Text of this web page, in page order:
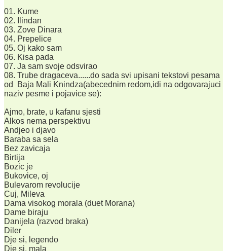
01. Kume
02. Ilindan
03. Zove Dinara
04. Prepelice
05. Oj kako sam
06. Kisa pada
07. Ja sam svoje odsvirao
08. Trube dragaceva......do sada svi upisani tekstovi pesama
od Baja Mali Knindza(abecednim redom,idi na odgovarajuci
naziv pesme i pojavice se):
Ajmo, brate, u kafanu sjesti
Alkos nema perspektivu
Andjeo i djavo
Baraba sa sela
Bez zavicaja
Birtija
Bozic je
Bukovice, oj
Bulevarom revolucije
Cuj, Mileva
Dama visokog morala (duet Morana)
Dame biraju
Danijela (razvod braka)
Diler
Dje si, legendo
Dje si, mala